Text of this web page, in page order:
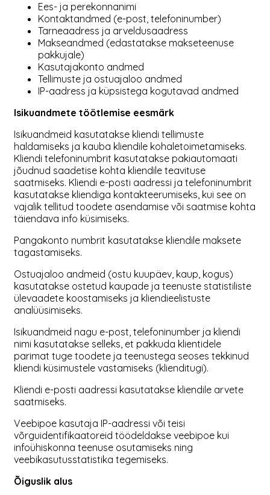
Ees- ja perekonnanimi
Kontaktandmed (e-post, telefoninumber)
Tarneaadress ja arveldusaadress
Makseandmed (edastatakse makseteenuse
pakkujale)
Kasutajakonto andmed
Tellimuste ja ostuajaloo andmed
IP-aadress ja küpsistega kogutavad andmed
Isikuandmete töötlemise eesmärk
Isikuandmeid kasutatakse kliendi tellimuste
haldamiseks ja kauba kliendile kohaletoimetamiseks.
Kliendi telefoninumbrit kasutatakse pakiautomaati
jõudnud saadetise kohta kliendile teavituse
saatmiseks. Kliendi e-posti aadressi ja telefoninumbrit
kasutatakse kliendiga kontakteerumiseks, kui see on
vajalik tellitud toodete asendamise või saatmise kohta
täiendava info küsimiseks.
Pangakonto numbrit kasutatakse kliendile maksete
tagastamiseks.
Ostuajaloo andmeid (ostu kuupäev, kaup, kogus)
kasutatakse ostetud kaupade ja teenuste statistiliste
ülevaadete koostamiseks ja kliendieelistuste
analüüsimiseks.
Isikuandmeid nagu e-post, telefoninumber ja kliendi
nimi kasutatakse selleks, et pakkuda klientidele
parimat tuge toodete ja teenustega seoses tekkinud
kliendi küsimustele vastamiseks (klienditugi).
Kliendi e-posti aadressi kasutatakse kliendile arvete
saatmiseks.
Veebipoe kasutaja IP-aadressi või teisi
võrguidentifikaatoreid töödeldakse veebipoe kui
infoühiskonna teenuse osutamiseks ning
veebikasutusstatistika tegemiseks.
Õiguslik alus